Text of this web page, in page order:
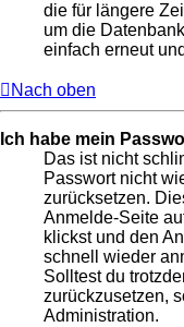
die für längere
um die
einfach erneut
Nach oben
Ich habe mein
Das ist nicht
Passwort nicht
zurücksetzen.
Anmelde-Seite
klickst und den
schnell wieder
Solltest du
zurückzusetzen,
Administration.